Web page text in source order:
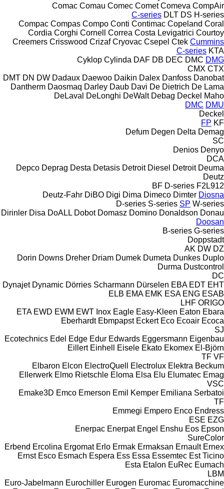
Comac Comau Comec Comet Comeva CompAir
C-series DLT DS H-series
Compac Compas Compo Conti Contimac Copeland Coral
Cordia Corghi Cornell Correa Costa Levigatrici Courtoy
Creemers Crisswood Crizaf Cryovac Csepel Ctek Cummins
C-series KTA
Cyklop Cylinda DAF DB DEC DMC DMG
CMX CTX
DMT DN DW Dadaux Daewoo Daikin Dalex Danfoss Danobat
Dantherm Daosmaq Darley Daub Davi De Dietrich De Lama
DeLaval
DeLonghi DeWalt Debag Deckel Maho
DMC DMU
Deckel
FP KF
Defum Degen Delta Demag
SC
Denios Denyo
DCA
Depco Deprag Desta Detasis Detroit Diesel Detroit Deuma
Deutz
BF D-series F2L912
Deutz-Fahr DiBO Digi Dima Dimeco Dimter Diosna
D-series S-series SP W-series
Dirinler Disa DoALL Dobot Domasz Domino Donaldson Donau
Doosan
B-series G-series
Doppstadt
AK DW DZ
Dorin Downs Dreher Driam Dumek Dumeta Dunkes Duplo
Durma Dustcontrol
DC
Dynajet Dynamic Dörries Scharmann Dürselen EBA EDT EHT
ELB EMA EMK ESA ENG ESAB
LHF ORIGO
ETA EWD EWM EWT Inox Eagle Easy-Kleen Eaton Ebara
Eberhardt Ebmpapst Eckert Eco Ecoair Ecoca
SJ
Ecotechnics Edel Edge Edur Edwards Eggersmann Eigenbau
Eillert Einhell Eisele Ekato Ekomex El-Björn
TF VF
Elbaron Elcon ElectroQuell Electrolux Elektra Beckum
Ellerwerk Elmo Rietschle Eloma Elsa Elu Elumatec Emag
VSC
Emake3D Emco Emerson Emil Kemper Emiliana Serbatoi
TF
Emmegi Empero Enco Endress
ESE EZG
Enerpac Enerpat Engel Enshu Eos Epson
SureColor
Erbend Ercolina Ergomat Erlo Ermak Ermaksan Ernault Ernex
Ernst Esco Esmach Espera Ess Essa Essemtec Est Ticino
Esta Etalon EuRec Eumach
LBM
Euro-Jabelmann Eurochiller Eurogen Euromac Euromacchine